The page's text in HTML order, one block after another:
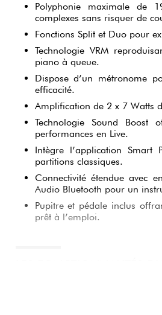
Polyphonie maximale de
complexes sans risquer de
Fonctions Split et Duo pour
Technologie VRM
piano à queue.
Dispose d’un métronome
efficacité.
Amplification de 2 x 7 Watts
Technologie Sound
performances en Live.
Intègre l’application
partitions classiques.
Connectivité étendue avec
Audio Bluetooth pour un
Pupitre et pédale inclus
prêt à l’emploi.